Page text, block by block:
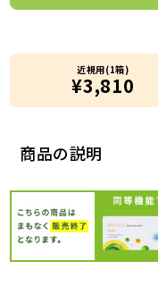
商品の説明
近視用(1箱)
¥3,810